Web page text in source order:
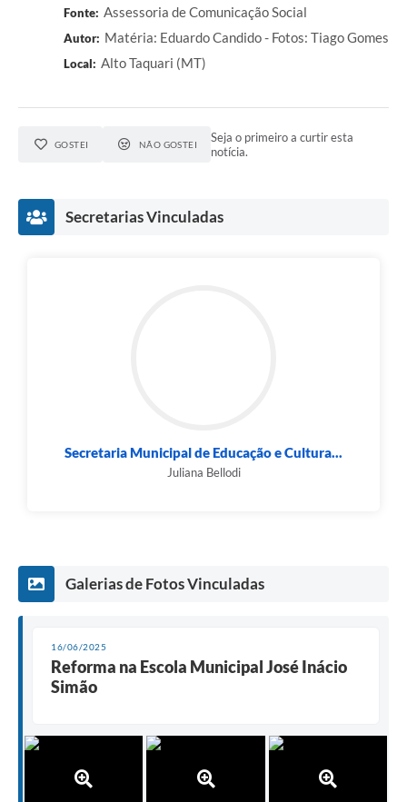
Fonte: Assessoria de Comunicação Social
Autor: Matéria: Eduardo Candido - Fotos: Tiago Gomes
Local: Alto Taquari (MT)
GOSTEI NÃO GOSTEI
Seja o primeiro a curtir esta
notícia.
Secretarias Vinculadas
Secretaria Municipal de Educação e Cultura...
Juliana Bellodi
Galerias de Fotos Vinculadas
16/06/2025
Reforma na Escola Municipal José Inácio
Simão